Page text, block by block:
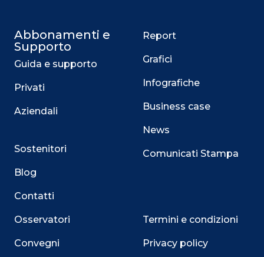
Abbonamenti e
Supporto
Guida e supporto
Privati
Aziendali
Sostenitori
Blog
Contatti
Osservatori
Convegni
Report
Grafici
Infografiche
Business case
News
Comunicati Stampa
Termini e condizioni
Privacy policy